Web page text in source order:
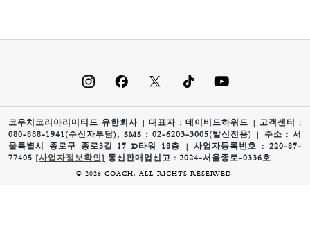
코우치코리아리미티드 유한회사 | 대표자 : 데이비드하워드 | 고객센터 :
080-888-1941(수신자부담), SMS : 02-6203-3005(발신전용) | 주소 : 서
울특별시 종로구 종로3길 17 D타워 18층 | 사업자등록번호 : 220-87-
77405
[사업자정보확인] 통신판매업신고 : 2024-서울종로-0336호
© 2026 COACH. ALL RIGHTS RESERVED.